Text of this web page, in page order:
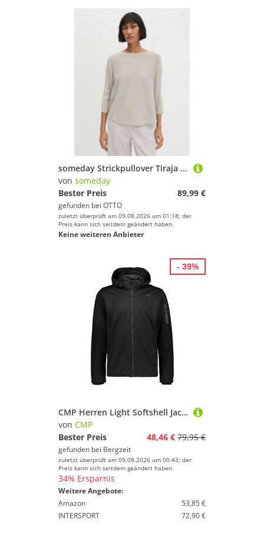
someday Strickpullover Tiraja ease im Cape-Style Cape-Style mit U-Boot-Ausschnitt, cosy Komfort
von someday
Bester Preis
89,99 €
gefunden bei OTTO
zuletzt überprüft am 09.08.2026 um 01:18; der
Preis kann sich seitdem geändert haben.
Keine weiteren Anbieter
CMP Herren Light Softshell Jacke
von CMP
Bester Preis
48,46 € 79,95 €
gefunden bei Bergzeit
zuletzt überprüft am 09.08.2026 um 00:43; der
Preis kann sich seitdem geändert haben.
34% Ersparnis
Weitere Angebote:
Amazon
53,85 €
INTERSPORT
72,90 €
- 39%